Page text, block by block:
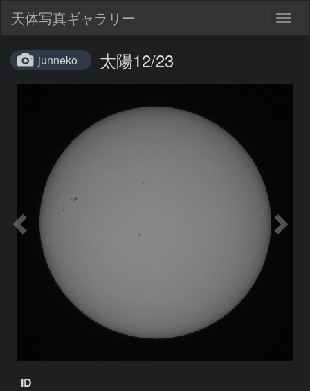
天体写真ギャラリー
junneko 太陽12/23
ID